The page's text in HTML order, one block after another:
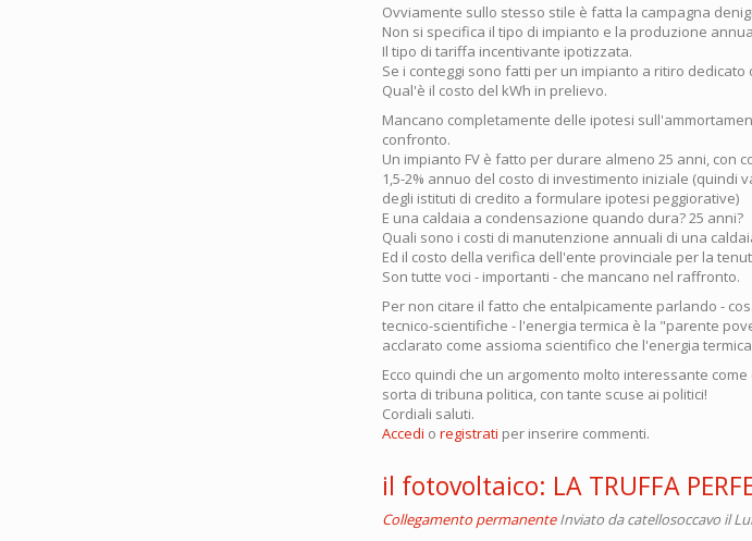
Ovviamente sullo stesso stile è fatta la campagna
Non si specifica il tipo di impianto e la produzione
Il tipo di tariffa incentivante ipotizzata.
Se i conteggi sono fatti per un impianto a ritiro dedicato
Qual'è il costo del kWh in prelievo.
Mancano completamente delle ipotesi
confronto.
Un impianto FV è fatto per durare almeno 25 anni, con
1,5-2% annuo del costo di investimento iniziale
degli istituti di credito a formulare ipotesi peggiorative)
E una caldaia a condensazione quando dura? 25 anni?
Quali sono i costi di manutenzione annuali di una
Ed il costo della verifica dell'ente provinciale per la
Son tutte voci - importanti - che mancano nel raffronto.
Per non citare il fatto che entalpicamente parlando -
tecnico-scientifiche - l'energia termica è la "parente
acclarato come assioma scientifico che l'energia
Ecco quindi che un argomento molto interessante
sorta di tribuna politica, con tante scuse ai politici!
Cordiali saluti.
Accedi o registrati per inserire commenti.
il fotovoltaico: LA TRUFFA
Collegamento permanente Inviato dacatellosoccavo il